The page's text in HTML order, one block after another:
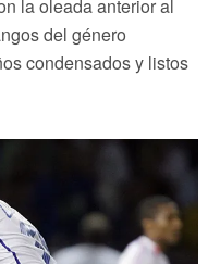
la oleada anterior al
del género
condensados y listos